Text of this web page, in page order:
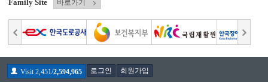
Family Site 바로가기
Visit 2,451/2,594,965 로그인 회원가입